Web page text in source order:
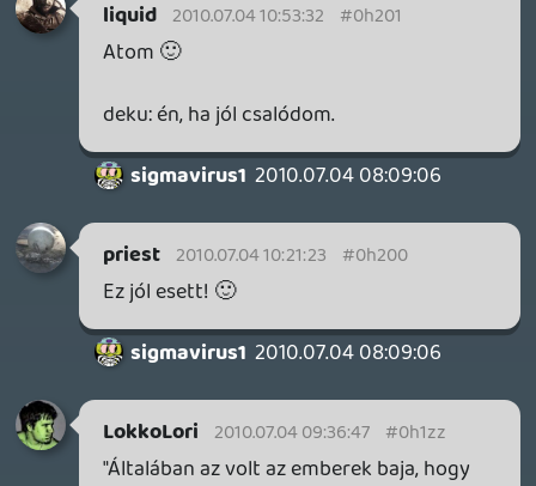
Ez a robotmajom tényleg egy megosztó
személyiség, igazi antisztár, annyira rossz
hogy már muszáj hallgatni.
kinövi magát, és fél év múlva már vele fog
az összes standup-os olcsó poénokat
tömeggyártani, mint most Kiszel Tündével
meg Pákóval.
Bali222 2010.07.03 12:50:38 #0h1zt
Lehet forgatni? Akkor nem tudom miért
terjesztették a kis szögben működő 3D-t.
Amúgy szerinted egy 3D tv-hez képest
miylen? Esetleg Imaxhez képest?
csak mélység van benne, úgy meg nem az
igazi.
mondtam, hogy nem, mert handheldnek